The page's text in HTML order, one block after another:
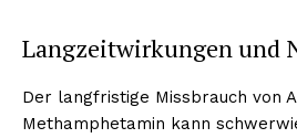
Langzeitwirkungen und
Der langfristige Missbrauch von
Methamphetamin kann